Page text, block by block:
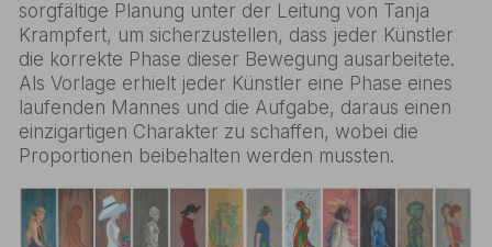
sorgfältige Planung unter der Leitung von Tanja
Krampfert, um sicherzustellen, dass jeder Künstler
die korrekte Phase dieser Bewegung ausarbeitete.
Als Vorlage erhielt jeder Künstler eine Phase eines
laufenden Mannes und die Aufgabe, daraus einen
einzigartigen Charakter zu schaffen, wobei die
Proportionen beibehalten werden mussten.